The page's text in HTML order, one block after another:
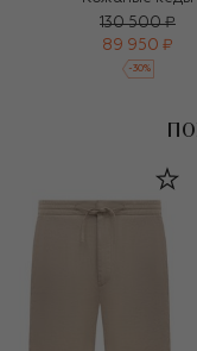
130 500 ₽
89 950 ₽
-30%